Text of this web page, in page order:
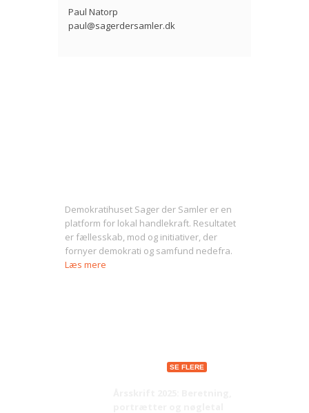
Paul Natorp
paul@sagerdersamler.dk
Demokratihuset Sager der Samler er en
platform for lokal handlekraft. Resultatet
er fællesskab, mod og initiativer, der
fornyer demokrati og samfund nedefra.
Læs mere
SE FLERE